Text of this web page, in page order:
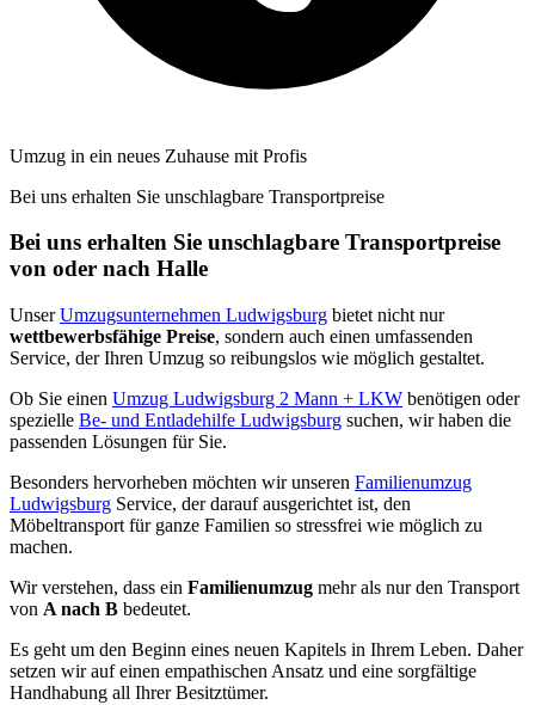
Umzug in ein neues Zuhause mit Profis
Bei uns erhalten Sie unschlagbare Transportpreise
Bei uns erhalten Sie unschlagbare Transportpreise
von oder nach Halle
UnserUmzugsunternehmen Ludwigsburg bietet nicht nur
wettbewerbsfähige Preise, sondern auch einen umfassenden
Service, der Ihren Umzug so reibungslos wie möglich gestaltet.
Ob Sie einen Umzug Ludwigsburg 2 Mann + LKW benötigen oder
spezielle Be- und Entladehilfe Ludwigsburg suchen, wir haben die
passenden Lösungen für Sie.
Besonders hervorheben möchten wir unseren Familienumzug
Ludwigsburg Service, der darauf ausgerichtet ist, den
Möbeltransport für ganze Familien so stressfrei wie möglich zu
machen.
Wir verstehen, dass ein Familienumzug mehr als nur den Transport
von A nach B bedeutet.
Es geht um den Beginn eines neuen Kapitels in Ihrem Leben. Daher
setzen wir auf einen empathischen Ansatz und eine sorgfältige
Handhabung all Ihrer Besitztümer.